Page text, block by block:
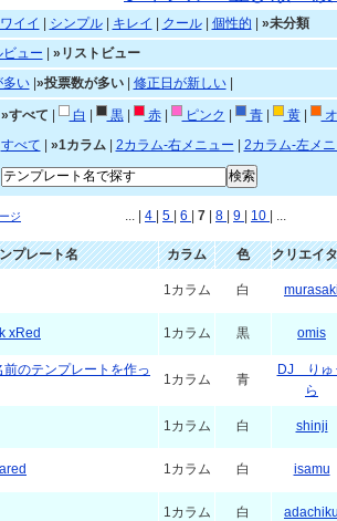
イイ シンプル| キレイ クール| 個性的
»未分類
ュー
»リストビュー
多い| »投票数が多い| 修正日が新しい|
»すべて 白 黒| 赤| ピンク 青| 黄|
すべて »1カラム| 2カラム-右メニュー
2カラム-左メ
ジ ... | 4 5 6 7 8 9 10 | ...
プレート名 カラム 色 クリエイ
1カラム 白
xRed 1カラム 黒 omis
のテンプレートを作っ
1カラム 青
DJ りゅ
ら
1カラム 白 shinji
1カラム 白 isamu
1カラム 白